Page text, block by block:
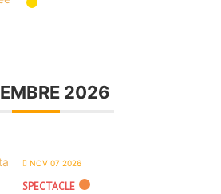
2026
NOV 07 2026
SPECTACLE